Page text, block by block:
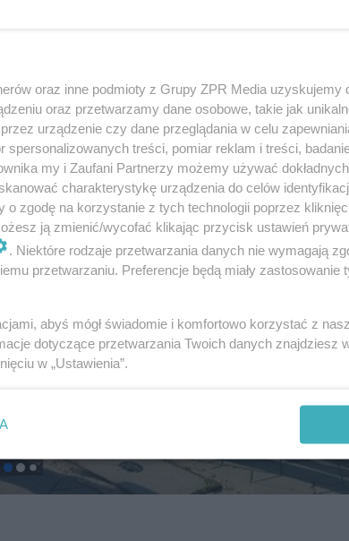
oraz inne podmioty z Grupy ZPR Media uzyskujemy
oraz przetwarzamy dane osobowe, takie jak
urządzenie czy dane przeglądania w celu
spersonalizowanych treści, pomiar reklam i treści,
my i Zaufani Partnerzy możemy używać
charakterystykę urządzenia do celów
zgodę na korzystanie z tych technologii poprzez
ją zmienić/wycofać klikając przycisk ustawień
. Niektóre rodzaje przetwarzania danych nie wymagają
przetwarzaniu. Preferencje będą miały zastosowanie
abyś mógł świadomie i komfortowo korzystać z
dotyczące przetwarzania Twoich danych znajdziesz
w „Ustawienia”.